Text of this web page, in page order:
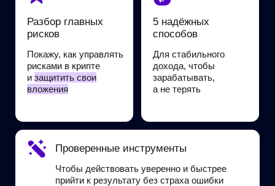
Перестанете сливать время
и деньги на способы, которые
уже не работают.
Большене будете бояться коррекций,
а научитесь видеть в них возможности,
чтобы зарабатывать.
Узнаете, как превратить крипту
из хаотичного увлечения в источник
понятного и предсказуемого дохода.